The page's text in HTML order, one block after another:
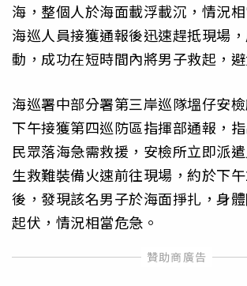
海，整個人於海面載浮載沉，情況
海巡人員接獲通報後迅速趕抵現場
動，成功在短時間內將男子救起，
海巡署中部分署第三岸巡隊塭仔安
下午接獲第四巡防區指揮部通報，
民眾落海急需救援，安檢所立即派
生救難裝備火速前往現場，約於下
後，發現該名男子於海面掙扎，身
起伏，情況相當危急。